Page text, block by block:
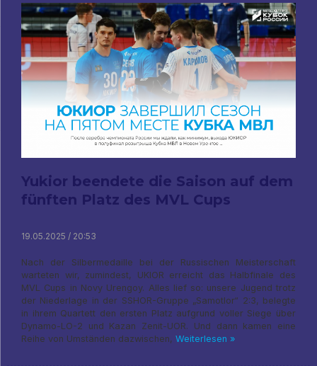
Yukior beendete die Saison auf dem
fünften Platz des MVL Cups
19.05.2025 / 20:53
Nach der Silbermedaille bei der Russischen Meisterschaft
warteten wir, zumindest, UKIOR erreicht das Halbfinale des
MVL Cups in Novy Urengoy. Alles lief so: unsere Jugend trotz
der Niederlage in der SSHOR-Gruppe „Samotlor“ 2:3, belegte
in ihrem Quartett den ersten Platz aufgrund voller Siege über
Dynamo-LO-2 und Kazan Zenit-UOR. Und dann kamen eine
Reihe von Umständen dazwischen, Weiterlesen »